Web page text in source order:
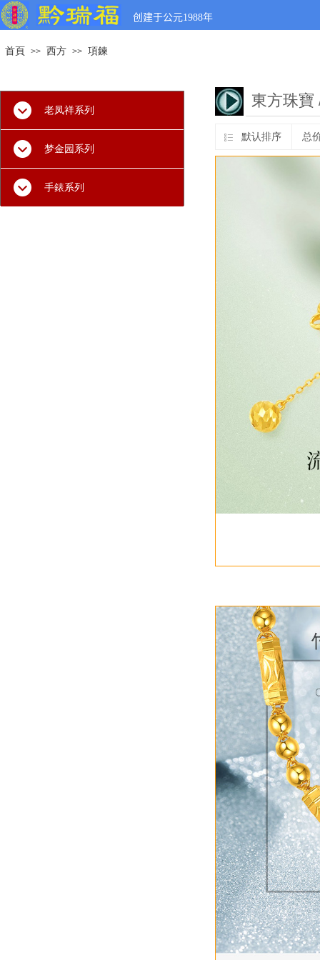
创建于公元1988年
首頁 >> 西方 >> 項鍊
默认排序 总
老凤祥系列
梦金园系列
手錶系列
東方珠寶